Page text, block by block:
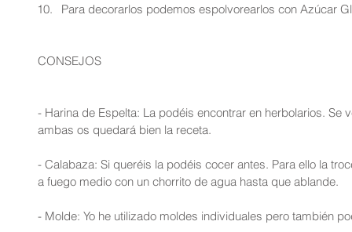
Para decorarlos podemos espolvorearlos con Azúcar
CONSEJOS
- Harina de Espelta: La podéis encontrar en herbolarios. Se
ambas os quedará bien la receta.
- Calabaza: Si queréis la podéis cocer antes. Para ello la
a fuego medio con un chorrito de agua hasta que ablande.
- Molde: Yo he utilizado moldes individuales pero también